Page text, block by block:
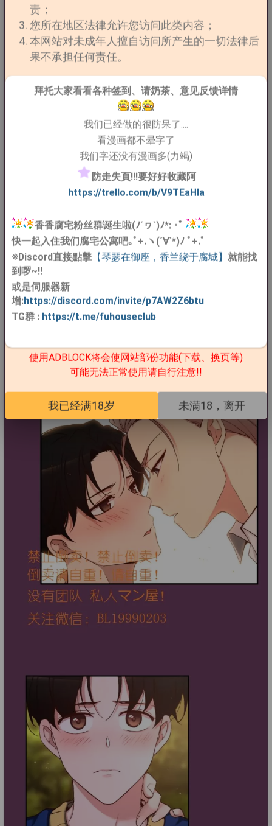
责；
您所在地区法律允许您访问此类内容；
本网站对未成年人擅自访问所产生的一切法律后
果不承担任何责任。
拜托大家看看各种签到、请奶茶、意见反馈详情
我们已经做的很防呆了....
看漫画都不晕字了
我们字还没有漫画多(力竭)
防走失頁!!!要好好收藏阿
https://trello.com/b/V9TEaHIa
香香腐宅粉丝群诞生啦(ﾉ´ヮ`)ﾉ*: ･ﾟ
快一起入住我们腐宅公寓吧｡ﾟ+.ヽ(´∀`*)ﾉ ﾟ+.ﾟ
※Discord直接點擊【琴瑟在御座，香兰绕于腐城】 就能找
到啰~!!
或是伺服器新
增:https://discord.com/invite/p7AW2Z6btu
TG群: https://t.me/fuhouseclub
使用ADBLOCK将会使网站部份功能(下载、换页等)
可能无法正常使用请自行注意!!
我已经满18岁 未满18，离开